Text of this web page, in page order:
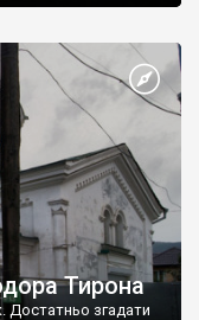
Тирона
Достатньо згадати